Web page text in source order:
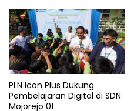
PLN Icon Plus Dukung
Pembelajaran Digital di SDN
Mojorejo 01